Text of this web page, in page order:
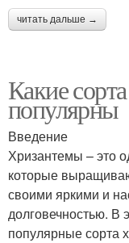
читать дальше →
Какие
популярны
Введение
Хризантемы – это
которые
своими яркими и
долговечностью. В
популярные сорта